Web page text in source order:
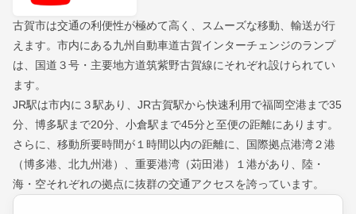
古賀市は交通の利便性が極めて高く、スムーズな移動、輸送が行
えます。市内にある九州自動車道古賀インターチェンジのランプ
は、国道３号・主要地方道筑紫野古賀線にそれぞれ設けられてい
ます。
JR駅は市内に３駅あり、JR古賀駅から快速利用で福岡空港まで35
分、博多駅まで20分、小倉駅まで45分と至便の距離にあります。
さらに、移動所要時間が１時間以内の距離に、国際拠点港湾２港
（博多港、北九州港）、重要港湾（苅田港）１港があり、陸・
海・空それぞれの拠点に抜群の交通アクセスを誇っています。